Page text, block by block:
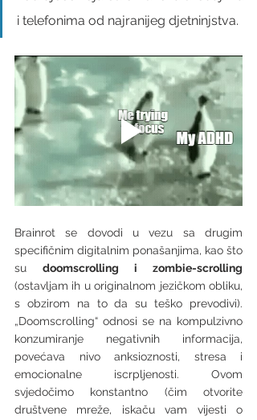
i telefonima od najranijeg djetninjstva.
Brainrot se dovodi u vezu sa drugim
specifičnim digitalnim ponašanjima, kao što
su doomscrolling i zombie-scrolling
(ostavljam ih u originalnom jezičkom obliku,
s obzirom na to da su teško prevodivi).
„Doomscrolling“ odnosi se na kompulzivno
konzumiranje negativnih informacija,
povećava nivo anksioznosti, stresa i
emocionalne iscrpljenosti. Ovom
svjedočimo konstantno (čim otvorite
društvene mreže, iskaču vam vijesti o